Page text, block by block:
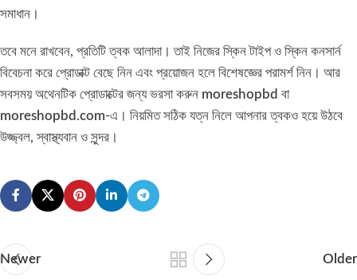
সমাধান।
তবে মনে রাখবেন, প্রতিটি ত্বক আলাদা। তাই নিজের স্কিন টাইপ ও স্কিন কনসার্ন
বিবেচনা করে প্রোডাক্ট বেছে নিন এবং প্রয়োজন হলে বিশেষজ্ঞের পরামর্শ নিন। আর
সবসময় অথেনটিক প্রোডাক্টের জন্য ভরসা করুন moreshopbd বা
moreshopbd.com-এ। নিয়মিত সঠিক যত্ন নিলে আপনার ত্বকও হয়ে উঠবে
উজ্জ্বল, স্বাস্থ্যবান ও সুন্দর।
Newer Older